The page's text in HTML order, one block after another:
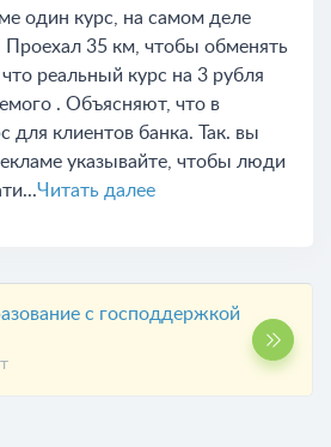
один курс, на самом деле
35 км, чтобы обменять
реальный курс на 3 рубля
. Объясняют, что в
для клиентов банка. Так. вы
указывайте, чтобы люди
Читать далее
с господдержкой